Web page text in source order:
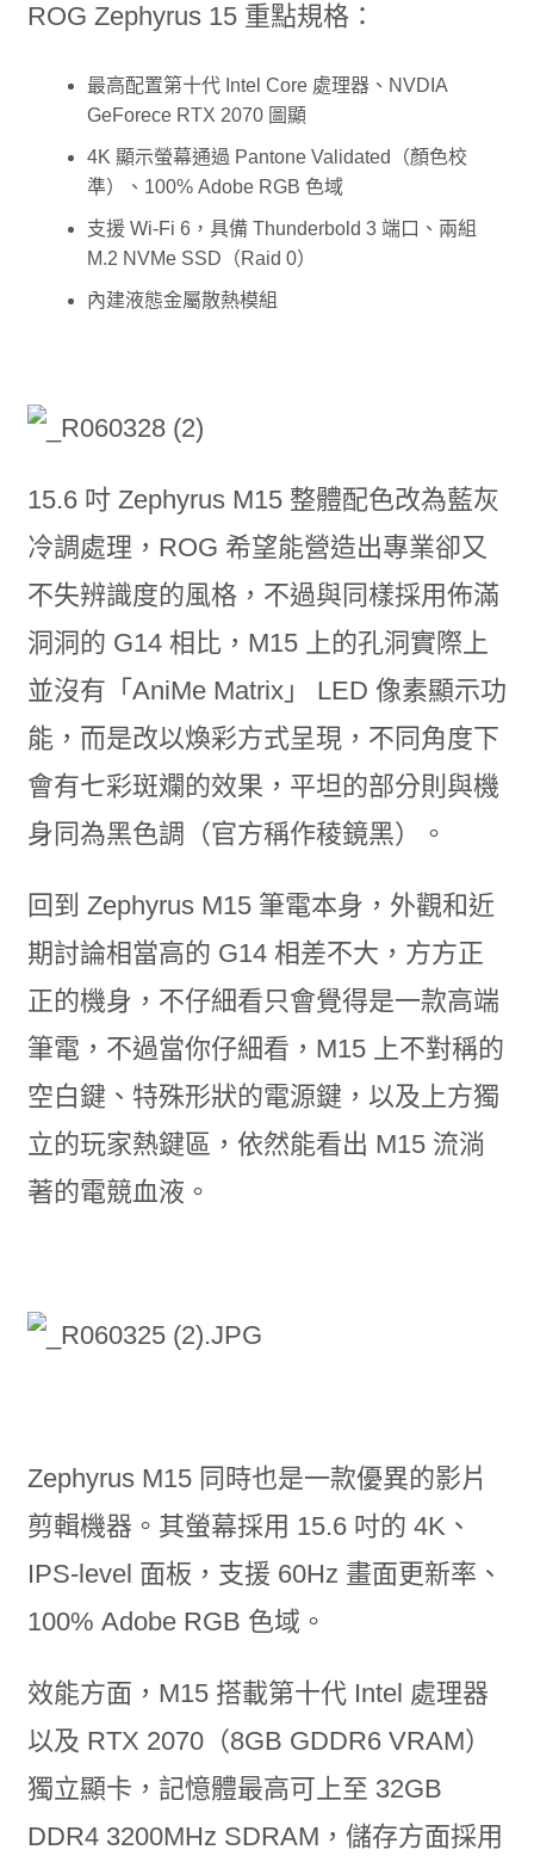
ROG Zephyrus 15 重點規格：
最高配置第十代 Intel Core 處理器、NVDIA
GeForece RTX 2070 圖顯
4K 顯示螢幕通過 Pantone Validated（顏色校
準）、100% Adobe RGB 色域
支援 Wi-Fi 6，具備 Thunderbold 3 端口、兩組
M.2 NVMe SSD（Raid 0）
內建液態金屬散熱模組
15.6 吋 Zephyrus M15 整體配色改為藍灰
冷調處理，ROG 希望能營造出專業卻又
不失辨識度的風格，不過與同樣採用佈滿
洞洞的 G14 相比，M15 上的孔洞實際上
並沒有「AniMe Matrix」 LED 像素顯示功
能，而是改以煥彩方式呈現，不同角度下
會有七彩斑斕的效果，平坦的部分則與機
身同為黑色調（官方稱作稜鏡黑）。
回到 Zephyrus M15 筆電本身，外觀和近
期討論相當高的 G14 相差不大，方方正
正的機身，不仔細看只會覺得是一款高端
筆電，不過當你仔細看，M15 上不對稱的
空白鍵、特殊形狀的電源鍵，以及上方獨
立的玩家熱鍵區，依然能看出 M15 流淌
著的電競血液。
Zephyrus M15 同時也是一款優異的影片
剪輯機器。其螢幕採用 15.6 吋的 4K、
IPS-level 面板，支援 60Hz 畫面更新率、
100% Adobe RGB 色域。
效能方面，M15 搭載第十代 Intel 處理器
以及 RTX 2070（8GB GDDR6 VRAM）
獨立顯卡，記憶體最高可上至 32GB
DDR4 3200MHz SDRAM，儲存方面採用